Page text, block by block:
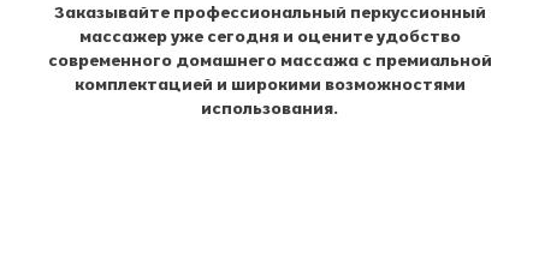
Заказывайте профессиональный перкуссионный
массажер уже сегодня и оцените удобство
современного домашнего массажа с премиальной
комплектацией и широкими возможностями
использования.